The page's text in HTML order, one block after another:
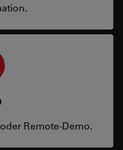
Remote-Demo.